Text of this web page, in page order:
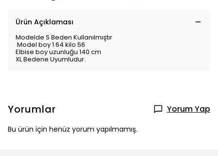
Ürün Açıklaması
Modelde S Beden Kullanılmıştır
Model boy 1.64 kilo 56
Elbise boy uzunluğu 140 cm
XL Bedene Uyumludur.
Yorumlar Yorum Yap
Bu ürün için henüz yorum yapılmamış.